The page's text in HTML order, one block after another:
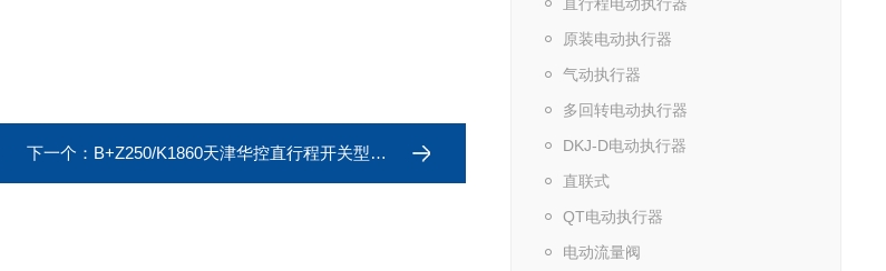
原装电动执行器
气动执行器
多回转电动执行器
DKJ-D电动执行器
直联式
QT电动执行器
电动流量阀
下一个： B+Z250/K1860天津华控直行程开关型阀门控制执行机构